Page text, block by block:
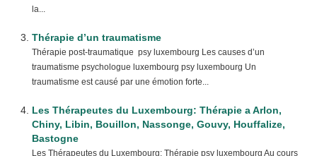
la...
Thérapie d’un traumatisme
Thérapie post-traumatique psy luxembourg Les causes d’un
traumatisme psychologue luxembourg psy luxembourg Un
traumatisme est causé par une émotion forte...
Les Thérapeutes du Luxembourg: Thérapie a Arlon,
Chiny, Libin, Bouillon, Nassonge, Gouvy, Houffalize,
Bastogne
Les Thérapeutes du Luxembourg: Thérapie psy luxembourg Au cours